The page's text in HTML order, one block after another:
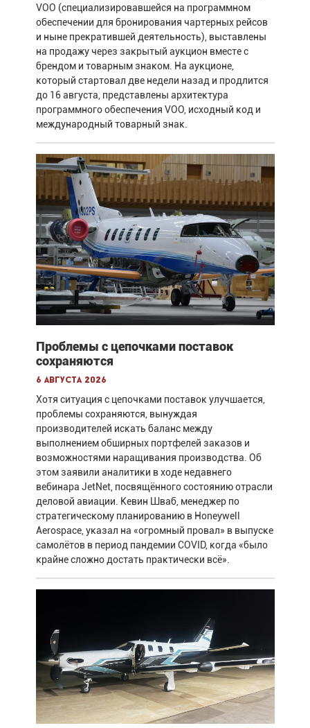
VOO (специализировавшейся на программном
обеспечении для бронирования чартерных рейсов
и ныне прекратившей деятельность), выставлены
на продажу через закрытый аукцион вместе с
брендом и товарным знаком. На аукционе,
который стартовал две недели назад и продлится
до 16 августа, представлены архитектура
программного обеспечения VOO, исходный код и
международный товарный знак.
Проблемы с цепочками поставок
сохраняются
6 августа 2026
Хотя ситуация с цепочками поставок улучшается,
проблемы сохраняются, вынуждая
производителей искать баланс между
выполнением обширных портфелей заказов и
возможностями наращивания производства. Об
этом заявили аналитики в ходе недавнего
вебинара JetNet, посвящённого состоянию отрасли
деловой авиации. Кевин Шваб, менеджер по
стратегическому планированию в Honeywell
Aerospace, указал на «огромный провал» в выпуске
самолётов в период пандемии COVID, когда «было
крайне сложно достать практически всё».